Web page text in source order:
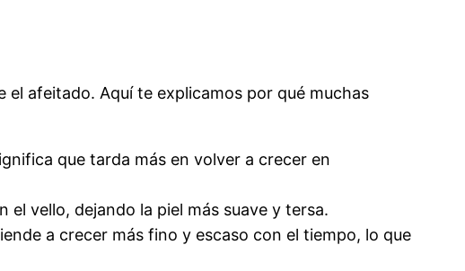
afeitado. Aquí te explicamos por qué muchas
que tarda más en volver a crecer en
vello, dejando la piel más suave y tersa.
a crecer más fino y escaso con el tiempo, lo que